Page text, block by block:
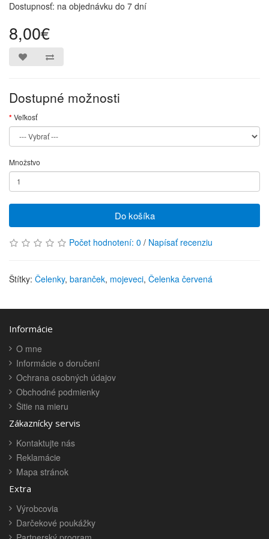
Dostupnosť: na objednávku do 7 dní
8,00€
Dostupné možnosti
Veľkosť
Množstvo
Do košíka
Počet hodnotení: 0 / Napísať recenziu
Štítky: Čelenky, baranček, mojeveci, Čelenka červená
Informácie
O mne
Informácie o doručení
Ochrana osobných údajov
Obchodné podmienky
Šitie na mieru
Zákaznícky servis
Kontaktujte nás
Reklamácie
Mapa stránok
Extra
Výrobcovia
Darčekové poukážky